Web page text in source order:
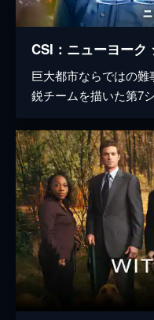
CSI：ニューヨーク
巨大都市ならではの
鋭チームを描いた第7